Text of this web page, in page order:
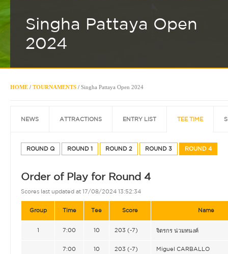
Singha Pattaya Open
2024
HOME / TOURNAMENTS / Singha Pattaya Open 2024
NEWS ATTRACTIONS ENTRY LIST TEE TIME
ROUND Q ROUND 1 ROUND 2 ROUND 3 ROUND 4
Order of Play for Round 4
Scores last updated at 17/08/2024 13:52:34
Group Time Tee Score Name
1 7:00 10 203 (-7) จิตรกร น่วมทนงค์
7:00 10 203 (-7) Miguel CARBALLO